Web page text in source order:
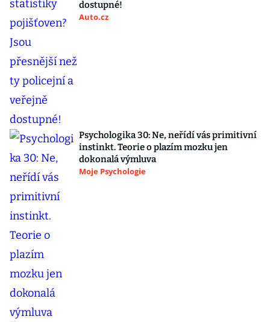
dostupné!
Auto.cz
Psychologika 30: Ne, neřídí vás primitivní
instinkt. Teorie o plazím mozku jen
dokonalá výmluva
Moje Psychologie